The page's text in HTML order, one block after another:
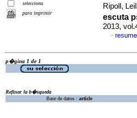
selecciona
para imprimir
Ripoll,
escuta
2013,
·
p�gina 1 de 1
Refinar la b�squeda
Base de datos : article